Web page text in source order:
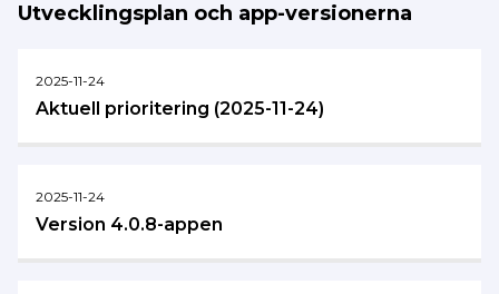
Utvecklingsplan och app-versionerna
2025-11-24
Aktuell prioritering (2025-11-24)
2025-11-24
Version 4.0.8-appen